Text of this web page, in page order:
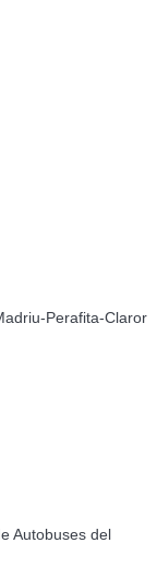
Perafita-Claror
Autobuses del